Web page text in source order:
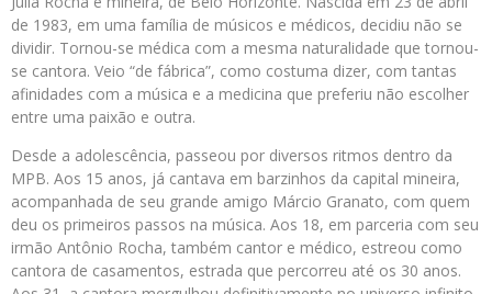
de 1983, em uma família de músicos e médicos, decidiu não se
dividir. Tornou-se médica com a mesma naturalidade que tornou-
se cantora. Veio “de fábrica”, como costuma dizer, com tantas
afinidades com a música e a medicina que preferiu não escolher
entre uma paixão e outra.
Desde a adolescência, passeou por diversos ritmos dentro da
MPB. Aos 15 anos, já cantava em barzinhos da capital mineira,
acompanhada de seu grande amigo Márcio Granato, com quem
deu os primeiros passos na música. Aos 18, em parceria com seu
irmão Antônio Rocha, também cantor e médico, estreou como
cantora de casamentos, estrada que percorreu até os 30 anos.